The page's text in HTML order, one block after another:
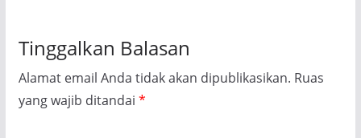
Tinggalkan Balasan
Alamat email Anda tidak akan dipublikasikan. Ruas
yang wajib ditandai *